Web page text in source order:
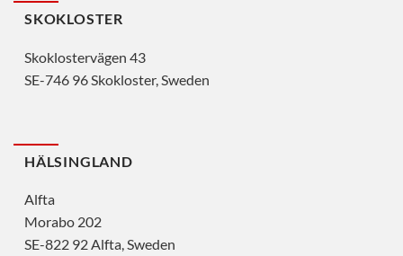
SKOKLOSTER
Skoklostervägen 43
SE-746 96 Skokloster, Sweden
HÄLSINGLAND
Alfta
Morabo 202
SE-822 92 Alfta, Sweden